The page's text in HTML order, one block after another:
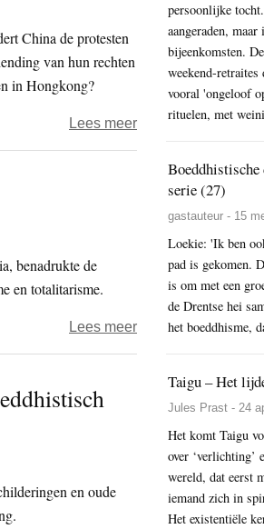
Security
‘Arrestatie
alle
wereldburgers’
China de protesten
van hun rechten
in Hongkong?
Lees meerover
propaganda
manipuleert
protesten
benadrukte de
en totalitarisme.
Lees meerover
vreedzame
dialoog
en oude
persoonlijke
aangeraden,
bijeenkomsten.
weekend-
vooral 'ongeloof
rituelen, met
Boeddhistische
serie (27)
gastauteur - 15
Loekie: 'Ik ben
pad is gekomen.
is om met een
de Drentse hei
het boeddhisme,
Taigu – Het
Jules Prast - 24
Het komt Taigu
over ‘verlichting’
wereld, dat eerst
iemand zich in
Het existentiële